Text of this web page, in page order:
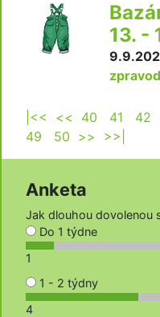
13. -
|<< << 40 41 42
49
50 >> >>|
Anketa
Jak dlouhou dovolenou
Do 1 týdne
1
1 - 2 týdny
4